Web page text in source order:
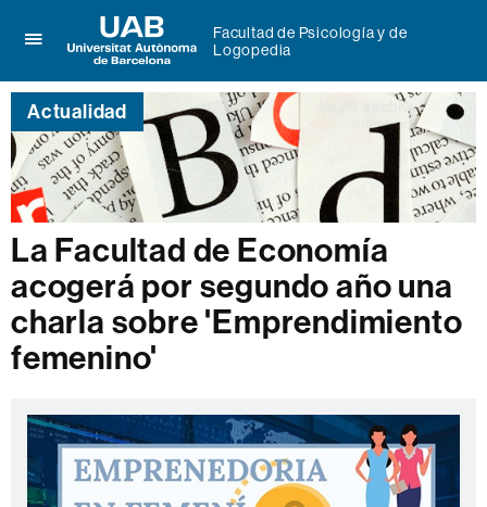
aquí
para
desplegar
el
menú
de
Facultad
de
Psicología
y
de
Logopedia
Universitat
Autònoma
de
Barcelona
Facultad de Psicología y de
Logopedia
Actualidad
La Facultad de Economía
acogerá por segundo año una
charla sobre 'Emprendimiento
femenino'